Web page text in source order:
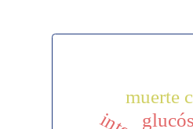
muerte